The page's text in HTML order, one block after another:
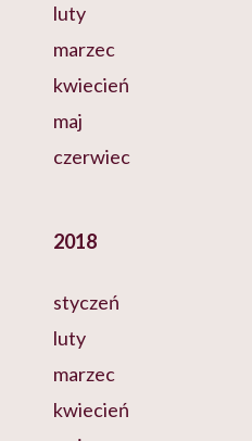
luty
marzec
kwiecień
maj
czerwiec
2018
styczeń
luty
marzec
kwiecień